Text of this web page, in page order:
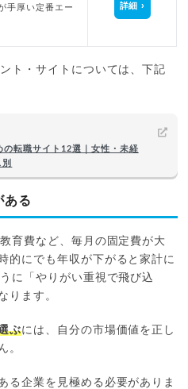
手厚い定番エー
詳細
ト・サイトについては、下記
の転職サイト12選｜女性・未経
ある
育費など、毎月の固定費が大
的にでも年収が下がると家計に
に「やりがい重視で飛び込
ります。
ぶには、自分の市場価値を正し
。
る企業を見極める必要がありま